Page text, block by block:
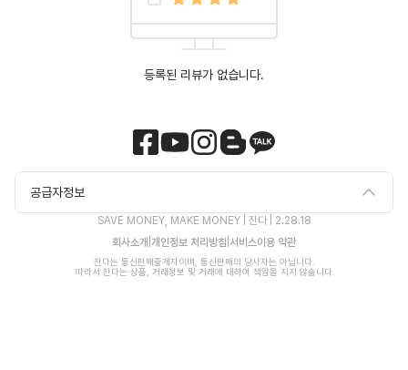
등록된 리뷰가 없습니다.
공급자정보
SAVE MONEY, MAKE MONEY | 잔다 |
2.28.18
회사소개 개인정보 처리방침 서비스이용 약관
잔다는 통신판매중개자이며, 통신판매의 당사자는 아닙니다.
따라서 잔다는 상품, 거래정보 및 거래에 대하여 책임을 지지 않습니다.